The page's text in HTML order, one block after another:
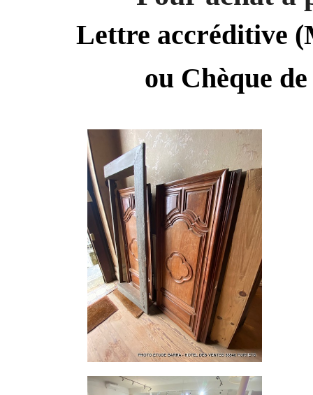
Lettre accréditive
ou Chèque